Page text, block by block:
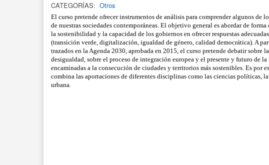
CATEGORÍAS: Otros
El curso pretende ofrecer instrumentos de análisis para comprender algunos
de nuestras sociedades contemporáneas. El objetivo general es abordar de
la sostenibilidad y la capacidad de los gobiernos en ofrecer respuestas
(transición verde, digitalización, igualdad de género, calidad democrática). A
trazados en la Agenda 2030, aprobada en 2015, el curso pretende debatir
desigualdad, sobre el proceso de integración europea y el presente y futuro de
encaminadas a la consecución de ciudades y territorios más sostenibles. Es
combina las aportaciones de diferentes disciplinas como las ciencias políticas,
urbana.